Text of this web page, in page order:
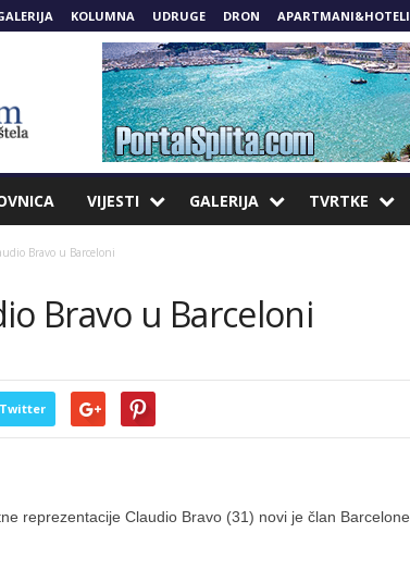
KOLUMNA UDRUGE DRON APARTMANI&HOTELI
VIJESTI GALERIJA TVRTKE
Bravo u Barceloni
Bravo u Barceloni
Twitter
reprezentacije Claudio Bravo (31) novi je član Barcelone,